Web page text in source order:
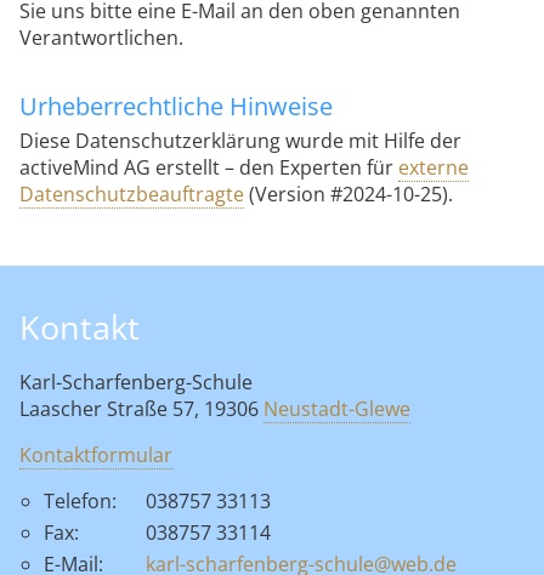
Sie uns bitte eine E-Mail an den oben genannten
Verantwortlichen.
Urheberrechtliche Hinweise
Diese Datenschutzerklärung wurde mit Hilfe der
activeMind AG erstellt – den Experten für externe
Datenschutzbeauftragte(Version #2024-10-25).
Kontakt
Karl-Scharfenberg-Schule
Laascher Straße 57, 19306 Neustadt-Glewe
Kontaktformular
Telefon:
038757 33113
Fax:
038757 33114
E-Mail:
karl-scharfenberg-schule@web.de